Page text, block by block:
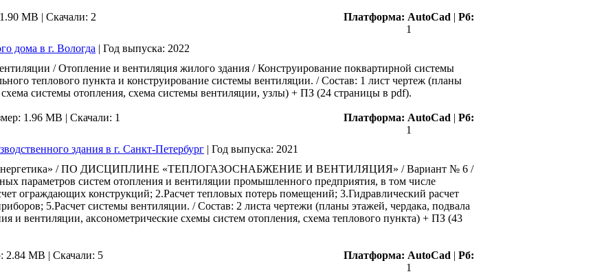
MB | Скачали: 2 Платформа: AutoCad | Рб:
1
дома в г. Вологда | Год выпуска: 2022
/ Отопление и вентиляция жилого здания / Конструирование поквартирной системы
теплового пункта и конструирование системы вентиляции. / Состав: 1 лист чертеж (планы
схема системы отопления, схема системы вентиляции, узлы) + ПЗ (24 страницы в pdf).
1.96 MB | Скачали: 1 Платформа: AutoCad | Рб:
1
здания в г. Санкт-Петербург | Год выпуска: 2021
/ ПО ДИСЦИПЛИНЕ «ТЕПЛОГАЗОСНАБЖЕНИЕ И ВЕНТИЛЯЦИЯ» / Вариант № 6 /
параметров систем отопления и вентиляции промышленного предприятия, в том числе
ограждающих конструкций; 2.Расчет тепловых потерь помещений; 3.Гидравлический расчет
5.Расчет системы вентиляции. / Состав: 2 листа чертежи (планы этажей, чердака, подвала
и вентиляции, аксонометрические схемы систем отопления, схема теплового пункта) + ПЗ (43
2.84 MB | Скачали: 5 Платформа: AutoCad | Рб:
1